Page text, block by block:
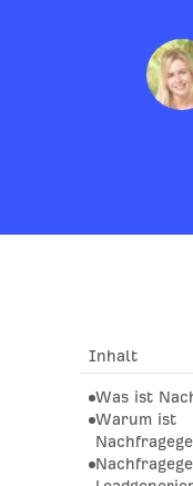
Inhalt
Was ist
Warum ist